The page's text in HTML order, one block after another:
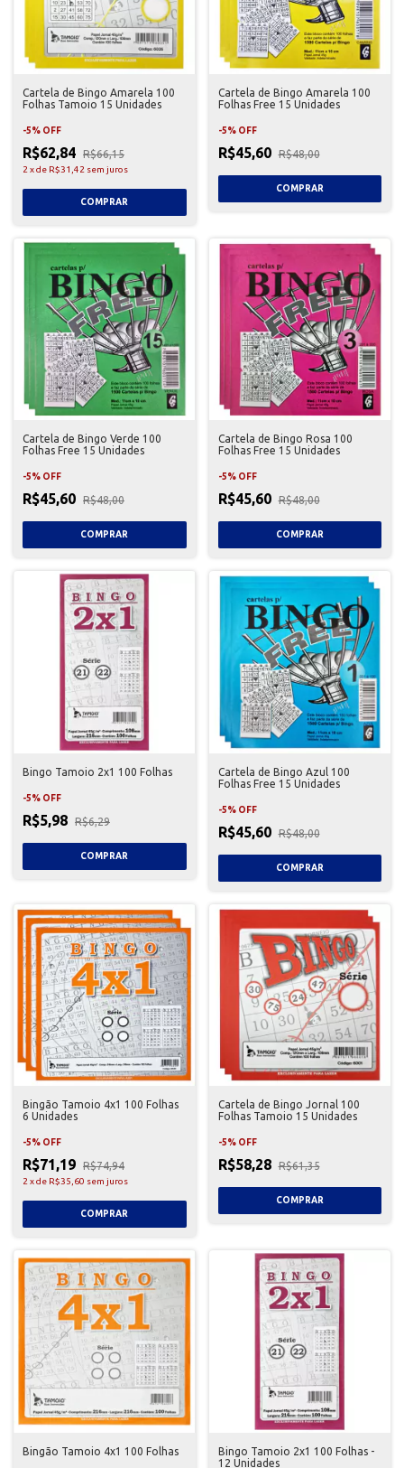
Cartela de Bingo Amarela 100
Folhas Tamoio 15 Unidades
-5% OFF
R$62,84 R$66,15
2 xde R$31,42 sem juros
Cartela de Bingo Amarela 100
Folhas Free 15 Unidades
-5% OFF
R$45,60 R$48,00
Cartela de Bingo Verde 100
Folhas Free 15 Unidades
-5% OFF
R$45,60 R$48,00
Cartela de Bingo Rosa 100
Folhas Free 15 Unidades
-5% OFF
R$45,60 R$48,00
Bingo Tamoio 2x1 100 Folhas
-5% OFF
R$5,98 R$6,29
Cartela de Bingo Azul 100
Folhas Free 15 Unidades
-5% OFF
R$45,60 R$48,00
Bingão Tamoio 4x1 100 Folhas
6 Unidades
-5% OFF
R$71,19 R$74,94
2 xde R$35,60 sem juros
Cartela de Bingo Jornal 100
Folhas Tamoio 15 Unidades
-5% OFF
R$58,28 R$61,35
Bingão Tamoio 4x1 100 Folhas
Bingo Tamoio 2x1 100 Folhas -
12 Unidades